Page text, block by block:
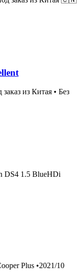
из Китая • Без
DS4 1.5 BlueHDi
Plus •2021/10